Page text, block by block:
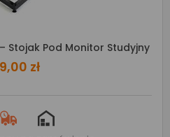
Stojak Pod Monitor Studyjny
zł